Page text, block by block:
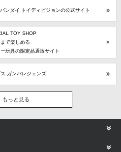
ンダイ トイディビジョンの公式サイト
TOY SHOP
で楽しめる
玩具の限定品通販サイト
ガンバレジェンズ
もっと見る